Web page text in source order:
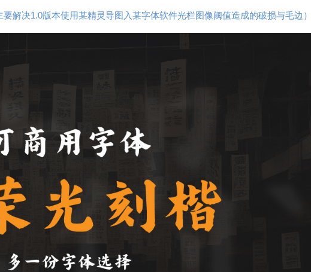
解决1.0版本使用某精灵导图入某字体软件光栏图像阈值造成的破损与毛边）